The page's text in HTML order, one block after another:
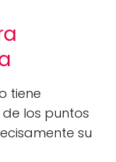
tiene
los puntos
su